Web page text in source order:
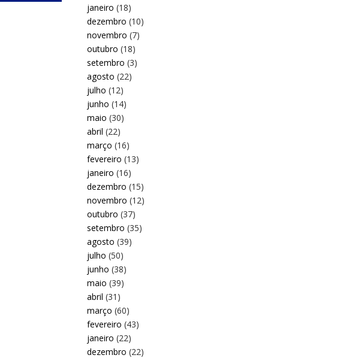
janeiro (18)
dezembro (10)
novembro (7)
outubro (18)
setembro (3)
agosto (22)
julho (12)
junho (14)
maio (30)
abril (22)
março (16)
fevereiro (13)
janeiro (16)
dezembro (15)
novembro (12)
outubro (37)
setembro (35)
agosto (39)
julho (50)
junho (38)
maio (39)
abril (31)
março (60)
fevereiro (43)
janeiro (22)
dezembro (22)